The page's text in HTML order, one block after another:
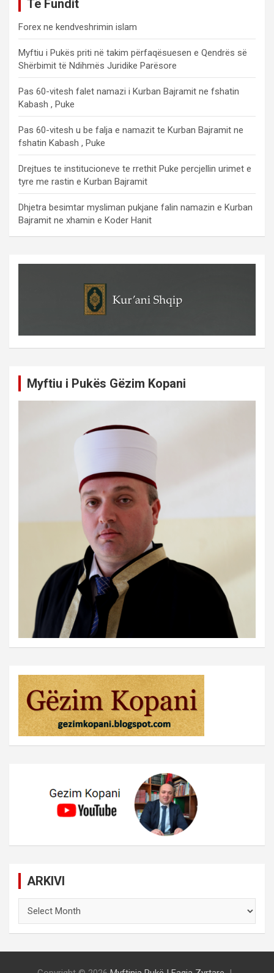
Të Fundit
Forex ne kendveshrimin islam
Myftiu i Pukës priti në takim përfaqësuesen e Qendrës së
Shërbimit të Ndihmës Juridike Parësore
Pas 60-vitesh falet namazi i Kurban Bajramit ne fshatin
Kabash , Puke
Pas 60-vitesh u be falja e namazit te Kurban Bajramit ne
fshatin Kabash , Puke
Drejtues te institucioneve te rrethit Puke percjellin urimet e
tyre me rastin e Kurban Bajramit
Dhjetra besimtar mysliman pukjane falin namazin e Kurban
Bajramit ne xhamin e Koder Hanit
Myftiu i Pukës Gëzim Kopani
ARKIVI